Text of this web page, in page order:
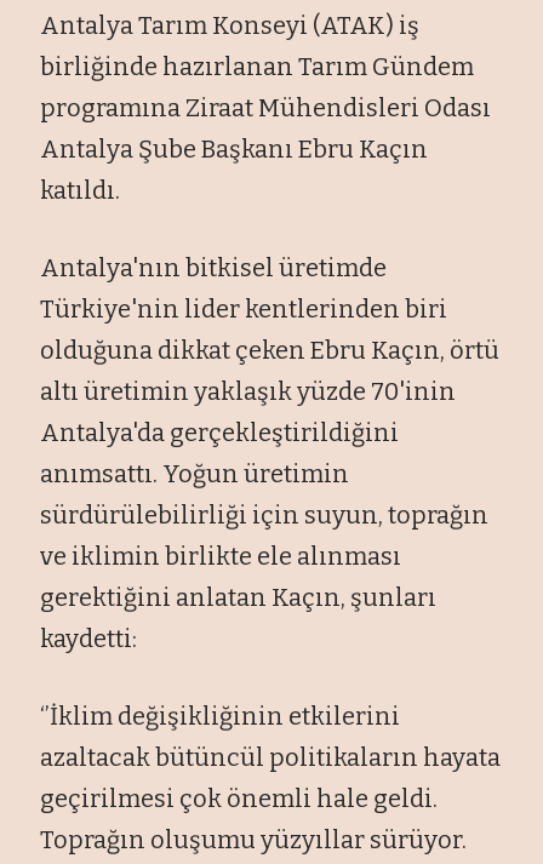
Antalya Tarım Konseyi (ATAK) iş
birliğinde hazırlanan Tarım Gündem
programına Ziraat Mühendisleri Odası
Antalya Şube Başkanı Ebru Kaçın
katıldı.
Antalya'nın bitkisel üretimde
Türkiye'nin lider kentlerinden biri
olduğuna dikkat çeken Ebru Kaçın, örtü
altı üretimin yaklaşık yüzde 70'inin
Antalya'da gerçekleştirildiğini
anımsattı. Yoğun üretimin
sürdürülebilirliği için suyun, toprağın
ve iklimin birlikte ele alınması
gerektiğini anlatan Kaçın, şunları
kaydetti:
‘’İklim değişikliğinin etkilerini
azaltacak bütüncül politikaların hayata
geçirilmesi çok önemli hale geldi.
Toprağın oluşumu yüzyıllar sürüyor.